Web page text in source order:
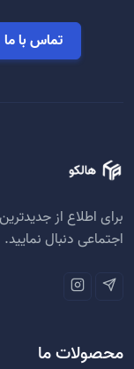
تماس با ما
برای اطلاع از
اجتماعی دنبال نمایید.
محصولات ما